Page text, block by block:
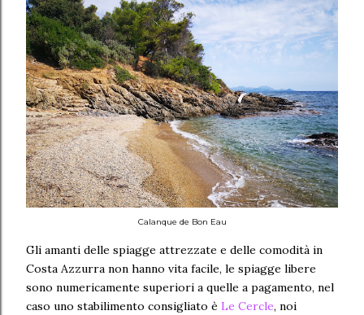
Calanque de Bon Eau
Gli amanti delle spiagge attrezzate e delle comodità in
Costa Azzurra non hanno vita facile, le spiagge libere
sono numericamente superiori a quelle a pagamento, nel
caso uno stabilimento consigliato è Le Cercle, noi